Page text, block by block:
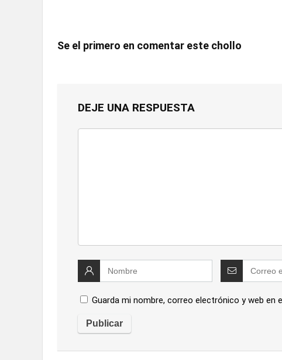
Se el primero en comentar este chollo
DEJE UNA RESPUESTA
Guarda mi nombre, correo electrónico y web en